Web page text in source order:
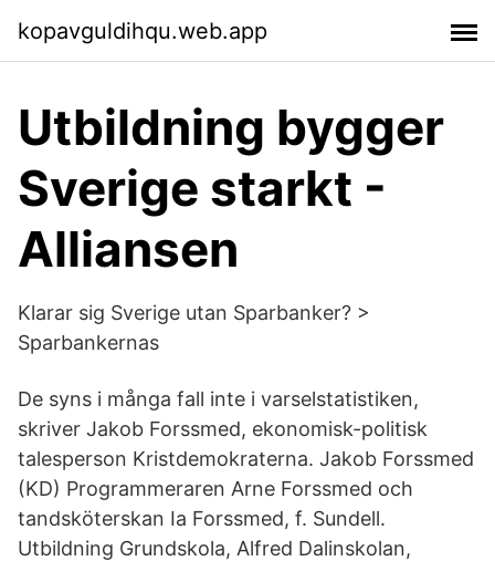
kopavguldihqu.web.app
Utbildning bygger
Sverige starkt -
Alliansen
Klarar sig Sverige utan Sparbanker? >
Sparbankernas
De syns i många fall inte i varselstatistiken,
skriver Jakob Forssmed, ekonomisk-politisk
talesperson Kristdemokraterna. Jakob Forssmed
(KD) Programmeraren Arne Forssmed och
tandsköterskan Ia Forssmed, f. Sundell.
Utbildning Grundskola, Alfred Dalinskolan,